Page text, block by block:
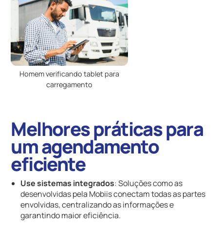
Homem verificando tablet para
carregamento
Melhores práticas para
um agendamento
eficiente
Use sistemas integrados: Soluções como as
desenvolvidas pela Mobiis conectam todas as partes
envolvidas, centralizando as informações e
garantindo maior eficiência.